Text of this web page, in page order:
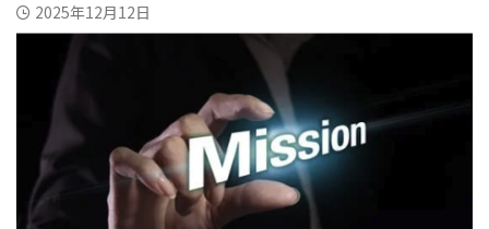
2025年12月12日